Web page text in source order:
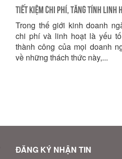
Tiết Kiệm Chi Phí, Tăng Tính Linh
Ghép Văn Phòng IDC!
Trong thế giới kinh doanh
chi phí và linh hoạt là yếu
thành công của mọi doanh
về những thách thức này,...
ĐĂNG KÝ NHẬN TIN